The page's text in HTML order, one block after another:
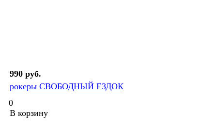
990 руб.
рокеры СВОБОДНЫЙ ЕЗДОК
0
В корзину